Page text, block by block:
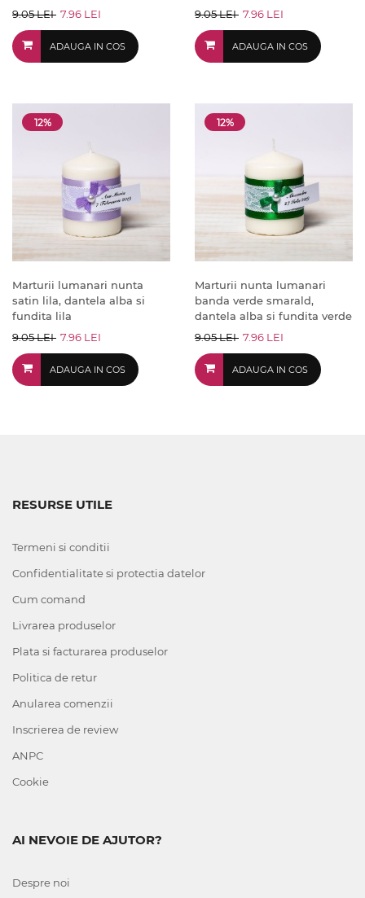
9.05 LEI 7.96 LEI
ADAUGA IN COS
9.05 LEI 7.96 LEI
ADAUGA IN COS
12%
Marturii lumanari nunta
satin lila, dantela alba si
fundita lila
9.05 LEI 7.96 LEI
ADAUGA IN COS
12%
Marturii nunta lumanari
banda verde smarald,
dantela alba si fundita verde
9.05 LEI 7.96 LEI
ADAUGA IN COS
RESURSE UTILE
Termeni si conditii
Confidentialitate si protectia datelor
Cum comand
Livrarea produselor
Plata si facturarea produselor
Politica de retur
Anularea comenzii
Inscrierea de review
ANPC
Cookie
AI NEVOIE DE AJUTOR?
Despre noi